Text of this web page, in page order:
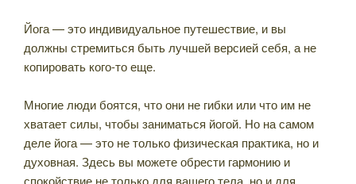
Йога — это индивидуальное путешествие, и вы
должны стремиться быть лучшей версией себя, а не
копировать кого-то еще.
Многие люди боятся, что они не гибки или что им не
хватает силы, чтобы заниматься йогой. Но на самом
деле йога — это не только физическая практика, но и
духовная. Здесь вы можете обрести гармонию и
спокойствие не только для вашего тела, но и для